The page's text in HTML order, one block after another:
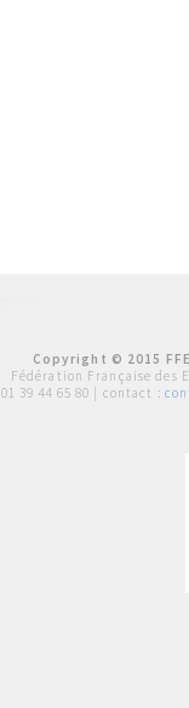
Copyright © 2015
Fédération Française des
01 39 44 65 80 | contact :